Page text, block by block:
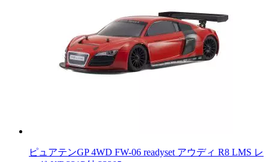
ピュアテンGP 4WD FW-06 readyset アウディ R8 LMS レ